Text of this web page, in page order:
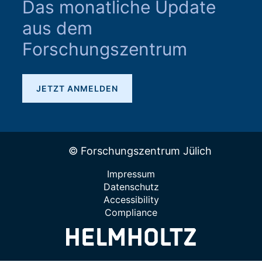
Das monatliche Update
aus dem
Forschungszentrum
JETZT ANMELDEN
© Forschungszentrum Jülich
Impressum
Datenschutz
Accessibility
Compliance